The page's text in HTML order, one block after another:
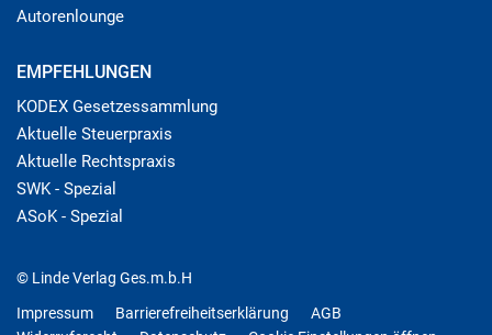
Autorenlounge
EMPFEHLUNGEN
KODEX Gesetzessammlung
Aktuelle Steuerpraxis
Aktuelle Rechtspraxis
SWK - Spezial
ASoK - Spezial
© Linde Verlag Ges.m.b.H
Impressum
Barrierefreiheitserklärung
AGB